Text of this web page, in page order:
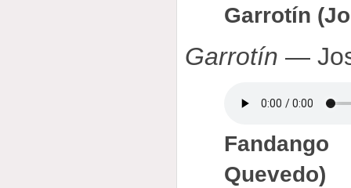
Garrotín
Garrotín —
Quevedo)